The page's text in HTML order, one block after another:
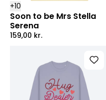
+10
Soon to be Mrs Stella
Serena
159,00 kr.